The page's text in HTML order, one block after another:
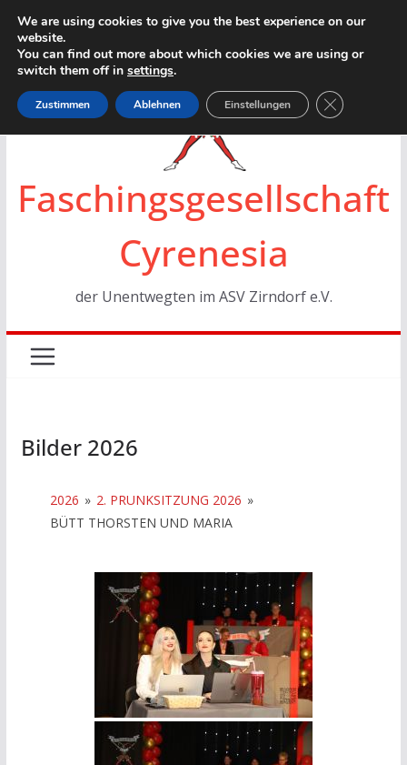
Zum
Inhalt
springen
Faschingsgesellschaft
Cyrenesia
der Unentwegten im ASV Zirndorf e.V.
Bilder 2026
2026 » 2. PRUNKSITZUNG 2026 »
BÜTT THORSTEN UND MARIA
We are using cookies to give you the best experience on our
website.
You can find out more about which cookies we are using or
switch them off in settings.
Zustimmen Ablehnen Einstellungen GDPR